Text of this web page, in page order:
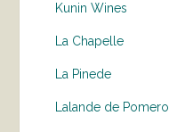
Kunin Wines
La Chapelle
La Pinede
Lalande de Pomerol